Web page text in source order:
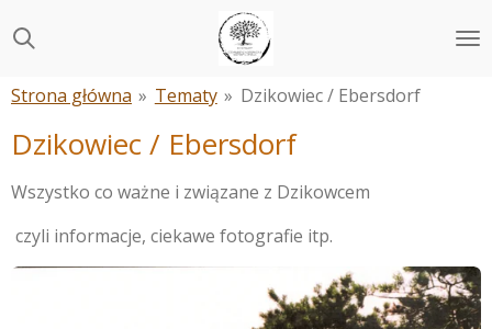
do
treści
Strona główna » Tematy » Dzikowiec / Ebersdorf
Dzikowiec / Ebersdorf
Wszystko co ważne i związane z Dzikowcem
czyli informacje, ciekawe fotografie itp.